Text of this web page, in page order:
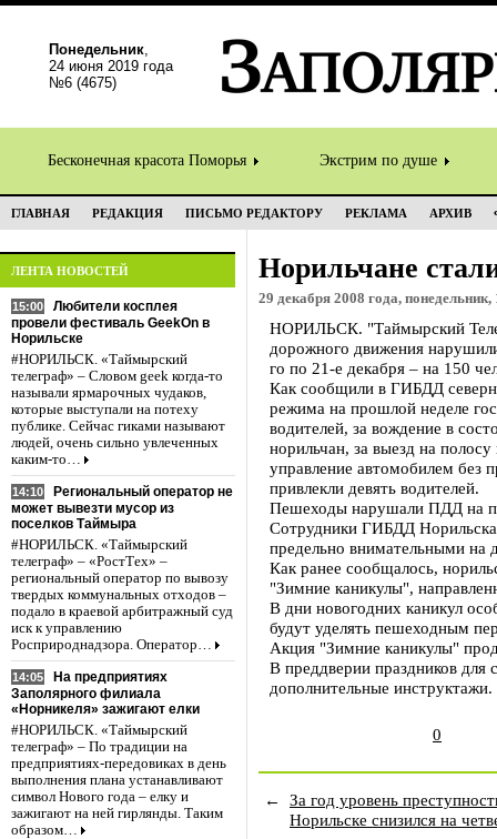
Понедельник,
24 июня 2019 года
№6 (4675)
Бесконечная красота Поморья Экстрим по душе
ГЛАВНАЯ РЕДАКЦИЯ ПИСЬМО РЕДАКТОРУ РЕКЛАМА АРХИВ
ЛЕНТА НОВОСТЕЙ
15:00
Любители косплея
провели фестиваль GeekOn в
Норильске
#НОРИЛЬСК. «Таймырский
телеграф» – Словом geek когда-то
называли ярмарочных чудаков,
которые выступали на потеху
публике. Сейчас гиками называют
людей, очень сильно увлеченных
каким-то…
14:10
Региональный оператор не
может вывезти мусор из
поселков Таймыра
#НОРИЛЬСК. «Таймырский
телеграф» – «РостТех» –
региональный оператор по вывозу
твердых коммунальных отходов –
подало в краевой арбитражный суд
иск к управлению
Росприроднадзора. Оператор…
14:05
На предприятиях
Заполярного филиала
«Норникеля» зажигают елки
#НОРИЛЬСК. «Таймырский
телеграф» – По традиции на
предприятиях-передовиках в день
выполнения плана устанавливают
символ Нового года – елку и
зажигают на ней гирлянды. Таким
образом…
Норильчане
29 декабря 2008 года, понедельник,
НОРИЛЬСК. "Таймырский
дорожного движения
го по 21-е декабря – на 150
Как сообщили в ГИБДД
режима на прошлой неделе
водителей, за вождение в
норильчан, за выезд на
управление автомобилем без
привлекли девять водителей.
Пешеходы нарушали ПДД на
Сотрудники ГИБДД
предельно внимательными на
Как ранее сообщалось,
"Зимние каникулы",
В дни новогодних каникул
будут уделять пешеходным
Акция "Зимние каникулы"
В преддверии праздников
дополнительные инструктажи.
0
←
За год уровень
Норильске снизился на